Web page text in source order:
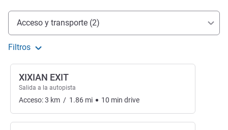
Acceso y transporte
Acceso y transporte (2)
Filtros
XIXIAN EXIT
Salida a la autopista
Acceso:3 km / 1.86 mi 10 min drive